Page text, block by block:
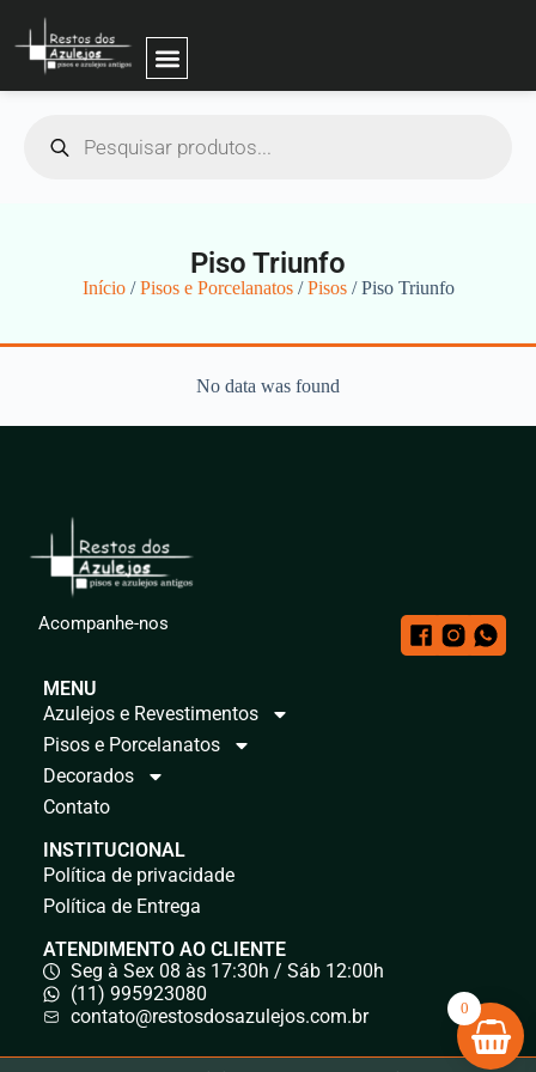
Piso Triunfo
Início/Pisos e Porcelanatos/Pisos/ Piso Triunfo
No data was found
Acompanhe-nos
MENU
Azulejos e Revestimentos
Pisos e Porcelanatos
Decorados
Contato
INSTITUCIONAL
Política de privacidade
Política de Entrega
ATENDIMENTO AO CLIENTE
Seg à Sex 08 às 17:30h / Sáb 12:00h
(11) 995923080
contato@restosdosazulejos.com.br
0